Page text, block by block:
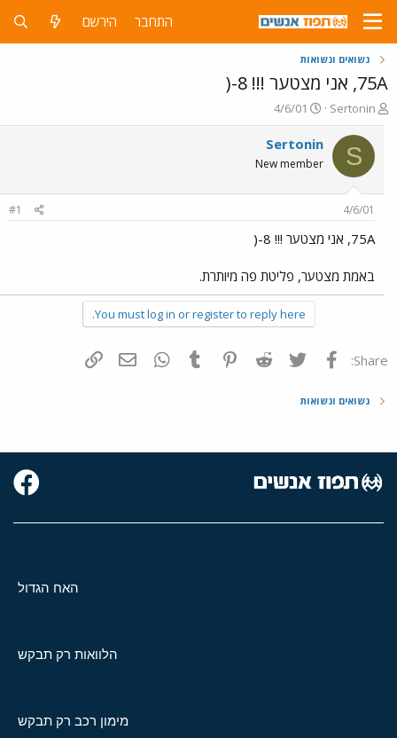
התחבר הירשם
נשואים ונשואות
75A, אני מצטער !!! 8-(
פ
ו
ת
ח
ה
ש
א
Sertonin
פ
ו
ר
ס
ם
ר
4/6/01
S
Sertonin
New member
4/6/01
#1
75A, אני מצטער !!! 8-(
באמת מצטער, פליטת פה מיותרת.
You must log in or register to reply here.
Share: פייסבוק Twitter
Reddit
Pinterest
Tumblr
WhatsAppדואר אלקטרוני
נשואים ונשואות
האח הגדול
הלוואות רק תבקש
מימון רכב רק תבקש